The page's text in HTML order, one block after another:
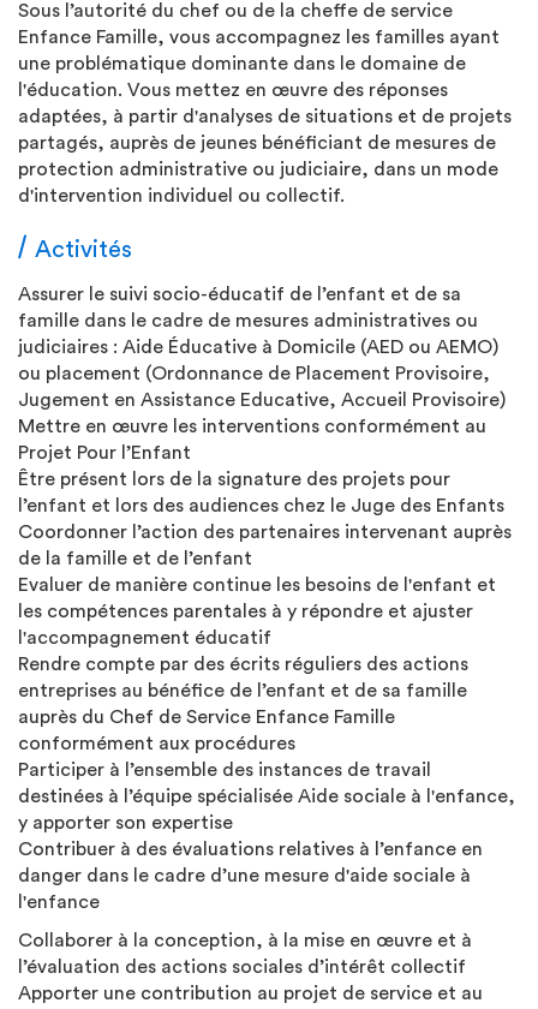
Sous l’autorité du chef ou de la cheffe de service
Enfance Famille, vous accompagnez les familles ayant
une problématique dominante dans le domaine de
l'éducation. Vous mettez en œuvre des réponses
adaptées, à partir d'analyses de situations et de projets
partagés, auprès de jeunes bénéficiant de mesures de
protection administrative ou judiciaire, dans un mode
d'intervention individuel ou collectif.
Activités
Assurer le suivi socio-éducatif de l’enfant et de sa
famille dans le cadre de mesures administratives ou
judiciaires : Aide Éducative à Domicile (AED ou AEMO)
ou placement (Ordonnance de Placement Provisoire,
Jugement en Assistance Educative, Accueil Provisoire)
Mettre en œuvre les interventions conformément au
Projet Pour l’Enfant
Être présent lors de la signature des projets pour
l’enfant et lors des audiences chez le Juge des Enfants
Coordonner l’action des partenaires intervenant auprès
de la famille et de l’enfant
Evaluer de manière continue les besoins de l'enfant et
les compétences parentales à y répondre et ajuster
l'accompagnement éducatif
Rendre compte par des écrits réguliers des actions
entreprises au bénéfice de l’enfant et de sa famille
auprès du Chef de Service Enfance Famille
conformément aux procédures
Participer à l’ensemble des instances de travail
destinées à l’équipe spécialisée Aide sociale à l'enfance,
y apporter son expertise
Contribuer à des évaluations relatives à l’enfance en
danger dans le cadre d’une mesure d'aide sociale à
l'enfance
Collaborer à la conception, à la mise en œuvre et à
l’évaluation des actions sociales d’intérêt collectif
Apporter une contribution au projet de service et au